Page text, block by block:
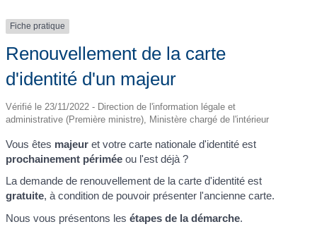
Fiche pratique
Renouvellement de la carte
d'identité d'un majeur
Vérifié le 23/11/2022 - Direction de l'information légale et
administrative (Première ministre), Ministère chargé de l'intérieur
Vous êtes majeur et votre carte nationale d'identité est
prochainement périmée ou l'est déjà ?
La demande de renouvellement de la carte d'identité est
gratuite, à condition de pouvoir présenter l'ancienne carte.
Nous vous présentons lesétapes de la démarche.